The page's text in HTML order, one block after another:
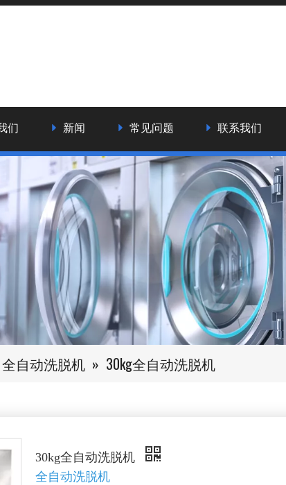
们 新闻 常见问题 联系我们
全自动洗脱机 » 30kg全自动洗脱机
30kg全自动洗脱机
全自动洗脱机